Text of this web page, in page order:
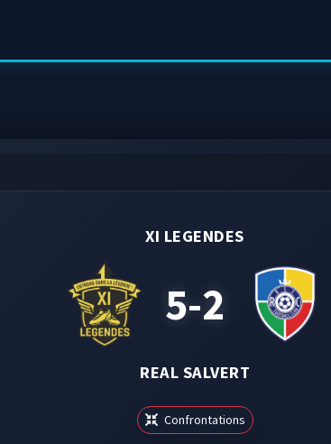
XI LEGENDES
5-2
REAL SALVERT
Confrontations